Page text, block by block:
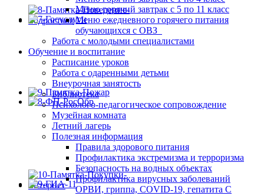
Меню горячий завтрак с 5 по 11 класс
Меню ежедневного горячего питания
обучающихся с ОВЗ
Работа с молодыми специалистами
Обучение и воспитание
Расписание уроков
Работа с одаренными детьми
Внеурочная занятость
Библиотека
Психолого-педагогическое сопровождение
Музейная комната
Летний лагерь
Полезная информация
Правила здорового питания
Профилактика экстремизма и терроризма
Безопасность на водных объектах
Профилактика вирусных заболеваний
ОРВИ, гриппа, COVID-19, гепатита С